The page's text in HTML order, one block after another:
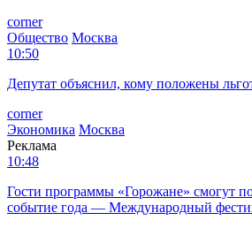
corner
Общество Москва
10:50
Депутат объяснил, кому положены
corner
Экономика Москва
Реклама
10:48
Гости программы «Горожане» смогут
событие года — Международный